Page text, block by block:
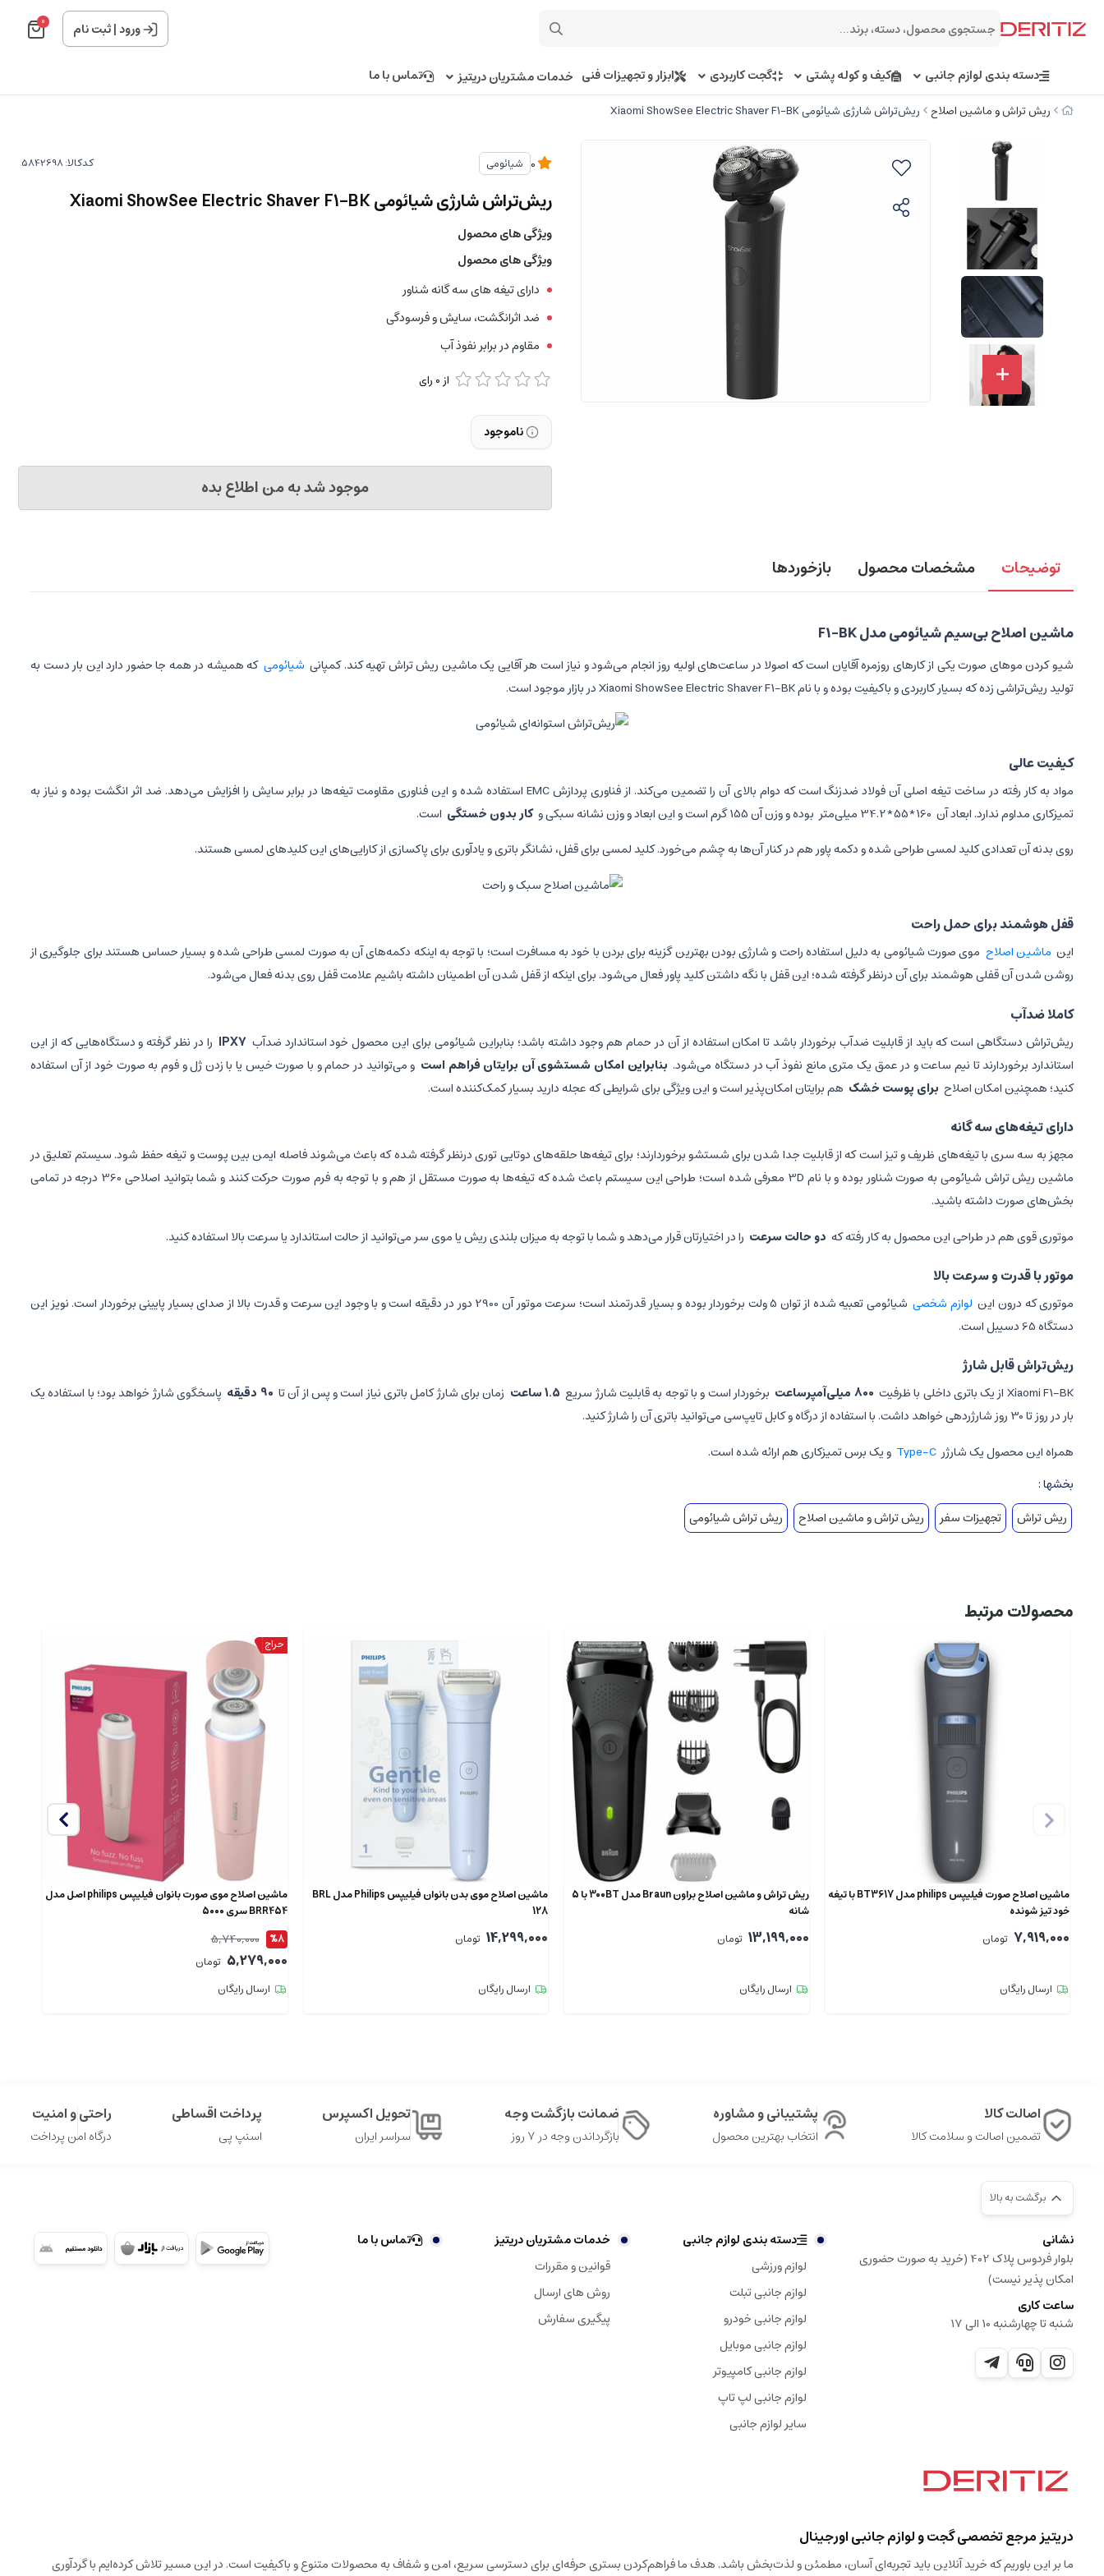
ورود|ثبت نام 0
دسته بندی لوازم جانبی کیف و کوله پشتی گجت کاربردی ابزار و تجهیزات فنی خدمات مشتریان دریتیز تماس با ما
ریش تراش و ماشین اصلاح ریش‌تراش شارژی شیائومی Xiaomi ShowSee Electric Shaver F1-BK
شیائومی کدکالا:
ریش‌تراش شارژی شیائومی Xiaomi ShowSee Electric Shaver F1-BK
ویژگی های محصول
ویژگی های محصول
دارای تیغه های سه گانه شناور
ضد اثرانگشت، سایش و فرسودگی
مقاوم در برابر نفوذ آب
از 0 رای
ناموجود
موجود شد به من اطلاع بده
توضیحات مشخصات محصول بازخوردها
ماشین اصلاح بی‌سیم شیائومی مدل F1-BK
شیو کردن موهای صورت یکی از کارهای روزمره آقایان است که اصولا در ساعت‌های اولیه روز انجام می‌شود و نیاز است هر آقایی یک ماشین ریش تراش تهیه کند. کمپانی شیائومی که همیشه در همه جا حضور دارد این بار دست به
تولید ریش‌تراشی زده که بسیار کاربردی و باکیفیت بوده و با نام Xiaomi ShowSee Electric Shaver F1-BK در بازار موجود است.
کیفیت عالی
مواد به کار رفته در ساخت تیغه اصلی آن فولاد ضدزنگ است که دوام بالای آن را تضمین می‌کند. از فناوری پردازش EMC استفاده شده و این فناوری مقاومت تیغه‌ها در برابر سایش را افزایش می‌دهد. ضد اثر انگشت بوده و نیاز به
تمیزکاری مداوم ندارد. ابعاد آن 160*55*34.2 میلی‌متر بوده و وزن آن 155 گرم است و این ابعاد و وزن نشانه سبکی و کار بدون خستگی است.
روی بدنه آن تعدادی کلید لمسی طراحی شده و دکمه پاور هم در کنار آن‌ها به چشم می‌خورد. کلید لمسی برای قفل، نشانگر باتری و یادآوری برای پاکسازی از کارایی‌های این کلیدهای لمسی هستند.
قفل هوشمند برای حمل راحت
این ماشین اصلاح موی صورت شیائومی به دلیل استفاده راحت و شارژی بودن بهترین گزینه برای بردن با خود به مسافرت است؛ با توجه به اینکه دکمه‌های آن به صورت لمسی طراحی شده و بسیار حساس هستند برای جلوگیری از
روشن شدن آن قفلی هوشمند برای آن درنظر گرفته شده؛ این قفل با نگه داشتن کلید پاور فعال می‌شود. برای اینکه از قفل شدن آن اطمینان داشته باشیم علامت قفل روی بدنه فعال می‌شود.
کاملا ضدآب
ریش‌تراش دستگاهی است که باید از قابلیت ضدآب برخوردار باشد تا امکان استفاده از آن در حمام هم وجود داشته باشد؛ بنابراین شیائومی برای این محصول خود استاندارد ضدآب IPX7 را در نظر گرفته و دستگاه‌هایی که از این
استاندارد برخوردارند تا نیم ساعت و در عمق یک متری مانع نفوذ آب در دستگاه می‌شود. بنابراین امکان شستشوی آن برایتان فراهم است و می‌توانید در حمام و با صورت خیس یا با زدن ژل و فوم به صورت خود از آن استفاده
کنید؛ همچنین امکان اصلاح برای پوست خشک هم برایتان امکان‌پذیر است و این ویژگی برای شرایطی که عجله دارید بسیار کمک‌کننده است.
دارای تیغه‌های سه گانه
مجهز به سه سری با تیغه‌های ظریف و تیز است که از قابلیت جدا شدن برای شستشو برخوردارند؛ برای تیغه‌ها حلقه‌های دوتایی توری درنظر گرفته شده که باعث می‌شوند فاصله ایمن بین پوست و تیغه حفظ شود. سیستم تعلیق در
ماشین ریش تراش شیائومی به صورت شناور بوده و با نام 3D معرفی شده است؛ طراحی این سیستم باعث شده که تیغه‌ها به صورت مستقل از هم و با توجه به فرم صورت حرکت کنند و شما بتوانید اصلاحی 360 درجه در تمامی
بخش‌های صورت داشته باشید.
موتوری قوی هم در طراحی این محصول به کار رفته که دو حالت سرعت را در اختیارتان قرار می‌دهد و شما با توجه به میزان بلندی ریش یا موی سر می‌توانید از حالت استاندارد یا سرعت بالا استفاده کنید.
موتور با قدرت و سرعت بالا
موتوری که درون این لوازم شخصی
شیائومی تعبیه شده از توان 5 ولت برخوردار بوده و بسیار قدرتمند است؛ سرعت موتور آن 2900 دور در دقیقه است و با وجود این سرعت و قدرت بالا از صدای بسیار پایینی برخوردار است. نویز این
دستگاه 65 دسیبل است.
ریش‌تراش قابل شارژ
Xiaomi F1-BK از یک باتری داخلی با ظرفیت 800 میلی‌آمپرساعت برخوردار است و با توجه به قابلیت شارژ سریع 1.5 ساعت زمان برای شارژ کامل باتری نیاز است و پس از آن تا 90 دقیقه
پاسخگوی شارژ خواهد بود؛ با استفاده یک
بار در روز تا 30 روز شارژردهی خواهد داشت. با استفاده از درگاه و کابل تایپ‌سی می‌توانید باتری آن را شارژ کنید.
همراه این محصول یک شارژر Type-C و یک برس تمیزکاری هم ارائه شده است.
بخشها :
ریش تراش
تجهیزات سفر ریش تراش و ماشین اصلاح ریش تراش شیائومی
محصولات مرتبط
ماشین اصلاح صورت فیلیپس philips مدل BT3617 با تیغه
خود تیز شونده
7,919,000 تومان
ارسال رایگان
ریش تراش و ماشین اصلاح براون Braun مدل 300BT با 5
شانه
13,199,000 تومان
ارسال رایگان
ماشین اصلاح موی بدن بانوان فیلیپس Philips مدل BRL
128
14,299,000 تومان
ارسال رایگان
ماشین اصلاح موی صورت بانوان فیلیپس philips اصل مدل
BRR454 سری 5000
%8
5,740,000
5,279,000 تومان
ارسال رایگان
اصالت کالا
تضمین اصالت و سلامت کالا
پشتیبانی و مشاوره
انتخاب بهترین محصول
ضمانت بازگشت وجه
بازگرداندن وجه در ۷ روز
تحویل اکسپرس
سراسر ایران
پرداخت اقساطی
اسنپ پی
راحتی و امنیت
درگاه امن پرداخت
برگشت به بالا
نشانی
بلوار فردوس پلاک 402 (خرید به صورت حضوری
امکان پذیر نیست)
ساعت کاری
شنبه تا چهارشنبه 10 الی 17
دسته بندی لوازم جانبی
لوازم ورزشی
لوازم جانبی تبلت
لوازم جانبی خودرو
لوازم جانبی موبایل
لوازم جانبی کامپیوتر
لوازم جانبی لپ تاپ
سایر لوازم جانبی
خدمات مشتریان دریتیز
قوانین و مقررات
روش های ارسال
پیگیری سفارش
تماس با ما
دریتیز مرجع تخصصی گجت و لوازم جانبی اورجینال
ما بر این باوریم که خرید آنلاین باید تجربه‌ای آسان، مطمئن و لذت‌بخش باشد. هدف ما فراهم‌کردن بستری حرفه‌ای برای دسترسی سریع، امن و شفاف به محصولات متنوع و باکیفیت است. در این مسیر تلاش کرده‌ایم با گردآوری